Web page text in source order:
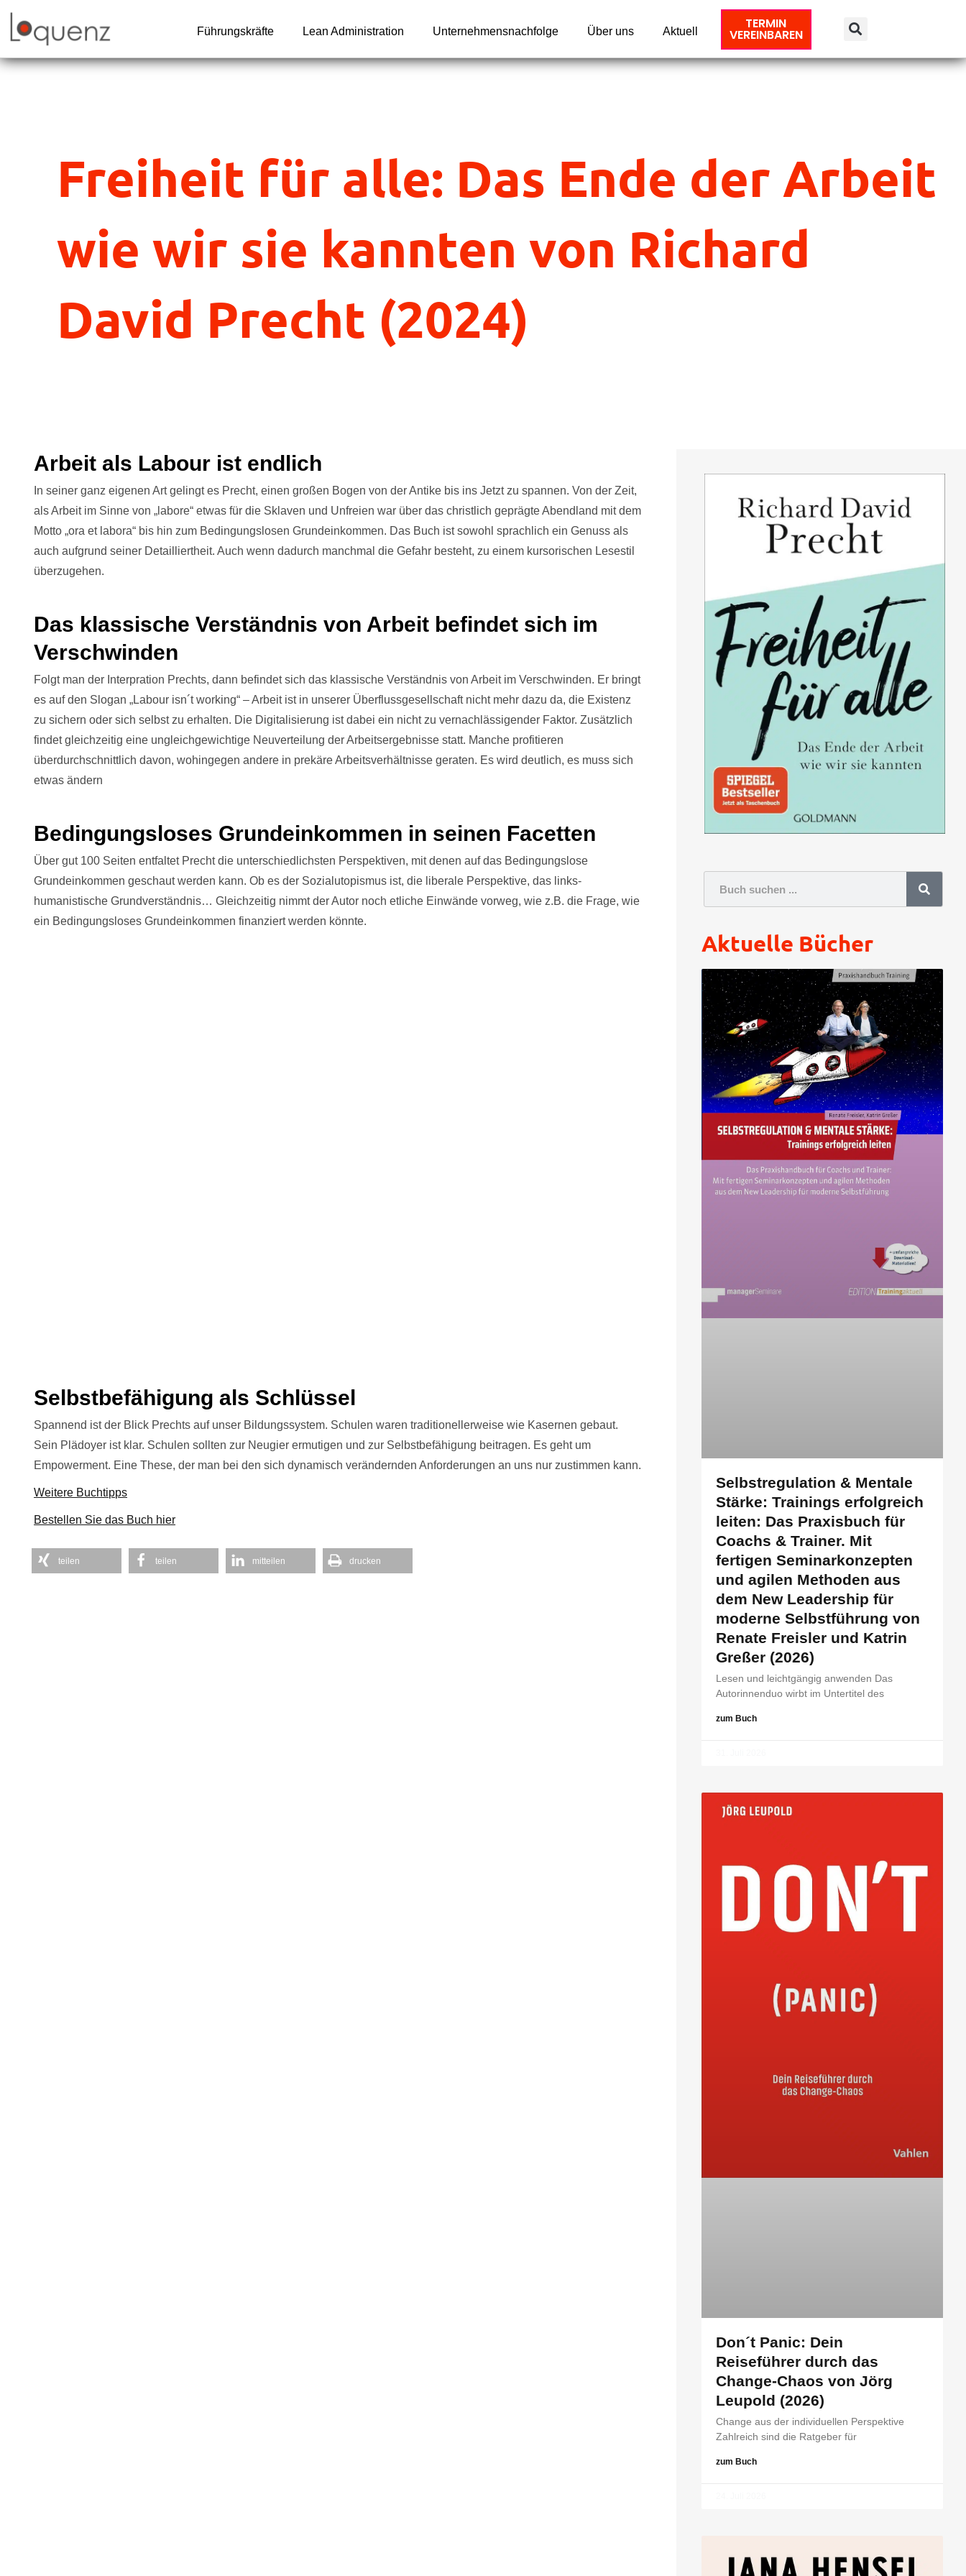
Inhalt
Führungskräfte Lean Administration Unternehmensnachfolge Über uns Aktuell TERMIN
VEREINBAREN
Freiheit für alle: Das Ende der Arbeit
wie wir sie kannten von Richard
David Precht (2024)
Arbeit als Labour ist endlich
In seiner ganz eigenen Art gelingt es Precht, einen großen Bogen von der Antike bis ins Jetzt zu spannen. Von der Zeit,
als Arbeit im Sinne von „labore“ etwas für die Sklaven und Unfreien war über das christlich geprägte Abendland mit dem
Motto „ora et labora“ bis hin zum Bedingungslosen Grundeinkommen. Das Buch ist sowohl sprachlich ein Genuss als
auch aufgrund seiner Detailliertheit. Auch wenn dadurch manchmal die Gefahr besteht, zu einem kursorischen Lesestil
überzugehen.
Das klassische Verständnis von Arbeit befindet sich im
Verschwinden
Folgt man der Interpration Prechts, dann befindet sich das klassische Verständnis von Arbeit im Verschwinden. Er bringt
es auf den Slogan „Labour isn´t working“ – Arbeit ist in unserer Überflussgesellschaft nicht mehr dazu da, die Existenz
zu sichern oder sich selbst zu erhalten. Die Digitalisierung ist dabei ein nicht zu vernachlässigender Faktor. Zusätzlich
findet gleichzeitig eine ungleichgewichtige Neuverteilung der Arbeitsergebnisse statt. Manche profitieren
überdurchschnittlich davon, wohingegen andere in prekäre Arbeitsverhältnisse geraten. Es wird deutlich, es muss sich
etwas ändern
Bedingungsloses Grundeinkommen in seinen Facetten
Über gut 100 Seiten entfaltet Precht die unterschiedlichsten Perspektiven, mit denen auf das Bedingungslose
Grundeinkommen geschaut werden kann. Ob es der Sozialutopismus ist, die liberale Perspektive, das links-
humanistische Grundverständnis… Gleichzeitig nimmt der Autor noch etliche Einwände vorweg, wie z.B. die Frage, wie
ein Bedingungsloses Grundeinkommen finanziert werden könnte.
Selbstbefähigung als Schlüssel
Spannend ist der Blick Prechts auf unser Bildungssystem. Schulen waren traditionellerweise wie Kasernen gebaut.
Sein Plädoyer ist klar. Schulen sollten zur Neugier ermutigen und zur Selbstbefähigung beitragen. Es geht um
Empowerment. Eine These, der man bei den sich dynamisch verändernden Anforderungen an uns nur zustimmen kann.
Weitere Buchtipps
Bestellen Sie das Buch hier
teilen teilen mitteilen drucken
Aktuelle Bücher
Selbstregulation & Mentale
Stärke: Trainings erfolgreich
leiten: Das Praxisbuch für
Coachs & Trainer. Mit
fertigen Seminarkonzepten
und agilen Methoden aus
dem New Leadership für
moderne Selbstführung von
Renate Freisler und Katrin
Greßer (2026)
Lesen und leichtgängig anwenden Das
Autorinnenduo wirbt im Untertitel des
zum Buch
Don´t Panic: Dein
Reiseführer durch das
Change-Chaos von Jörg
Leupold (2026)
Change aus der individuellen Perspektive
Zahlreich sind die Ratgeber für
zum Buch